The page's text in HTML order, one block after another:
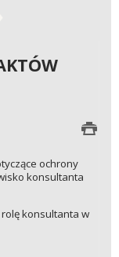
ochrony
konsultanta
konsultanta w